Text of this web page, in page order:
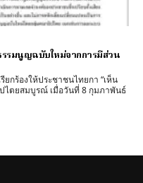
รรมนูญฉบับใหม่จากการมีส่วน
กร้องให้ประชาชนไทยกา “เห็น
ไตยสมบูรณ์ เมื่อวันที่ 8 กุมภาพันธ์